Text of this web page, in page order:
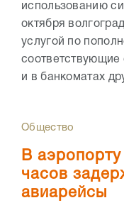
использованию
октября
услугой по
соответствующие
и в банкоматах
Общество
В
часов
авиарейсы